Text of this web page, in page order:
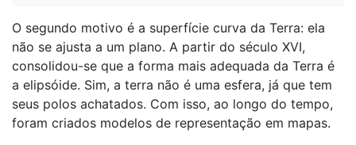
O segundo motivo é a superfície curva da Terra: ela
não se ajusta a um plano. A partir do século XVI,
consolidou-se que a forma mais adequada da Terra é
a elipsóide. Sim, a terra não é uma esfera, já que tem
seus polos achatados. Com isso, ao longo do tempo,
foram criados modelos de representação em mapas.